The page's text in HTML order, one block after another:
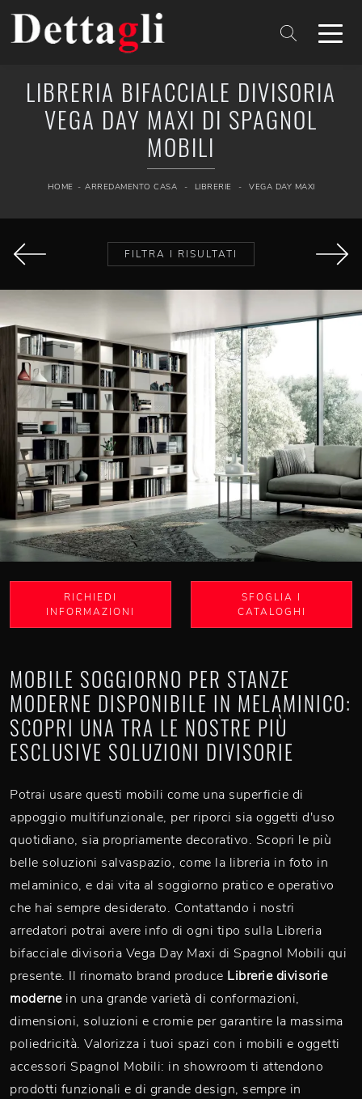
LIBRERIA BIFACCIALE DIVISORIA
VEGA DAY MAXI DI SPAGNOL
MOBILI
HOME - ARREDAMENTO CASA - LIBRERIE - VEGA DAY MAXI
FILTRA I RISULTATI
RICHIEDI
INFORMAZIONI
SFOGLIA I
CATALOGHI
MOBILE SOGGIORNO PER STANZE
MODERNE DISPONIBILE IN MELAMINICO:
SCOPRI UNA TRA LE NOSTRE PIÙ
ESCLUSIVE SOLUZIONI DIVISORIE
Potrai usare questi mobili come una superficie di
appoggio multifunzionale, per riporci sia oggetti d'uso
quotidiano, sia propriamente decorativo. Scopri le più
belle soluzioni salvaspazio, come la libreria in foto in
melaminico, e dai vita al soggiorno pratico e operativo
che hai sempre desiderato. Contattando i nostri
arredatori potrai avere info di ogni tipo sulla Libreria
bifacciale divisoria Vega Day Maxi di Spagnol Mobili qui
presente. Il rinomato brand produce Librerie divisorie
modernein una grande varietà di conformazioni,
dimensioni, soluzioni e cromie per garantire la massima
poliedricità. Valorizza i tuoi spazi con i mobili e oggetti
accessori Spagnol Mobili: in showroom ti attendono
prodotti funzionali e di grande design, sempre in